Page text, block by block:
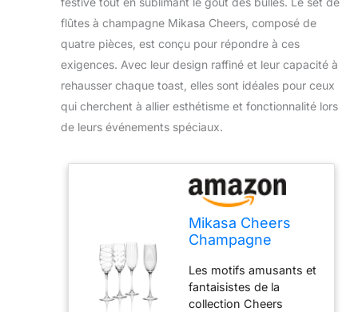
flûtes à champagne Mikasa Cheers, composé de
quatre pièces, est conçu pour répondre à ces
exigences. Avec leur design raffiné et leur capacité à
rehausser chaque toast, elles sont idéales pour ceux
qui cherchent à allier esthétisme et fonctionnalité lors
de leurs événements spéciaux.
Mikasa Cheers
Champagne
Les motifs amusants et
fantaisistes de la
collection Cheers